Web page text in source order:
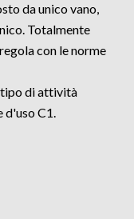
da unico vano,
Totalmente
con le norme
tipo di attività
d'uso C1.